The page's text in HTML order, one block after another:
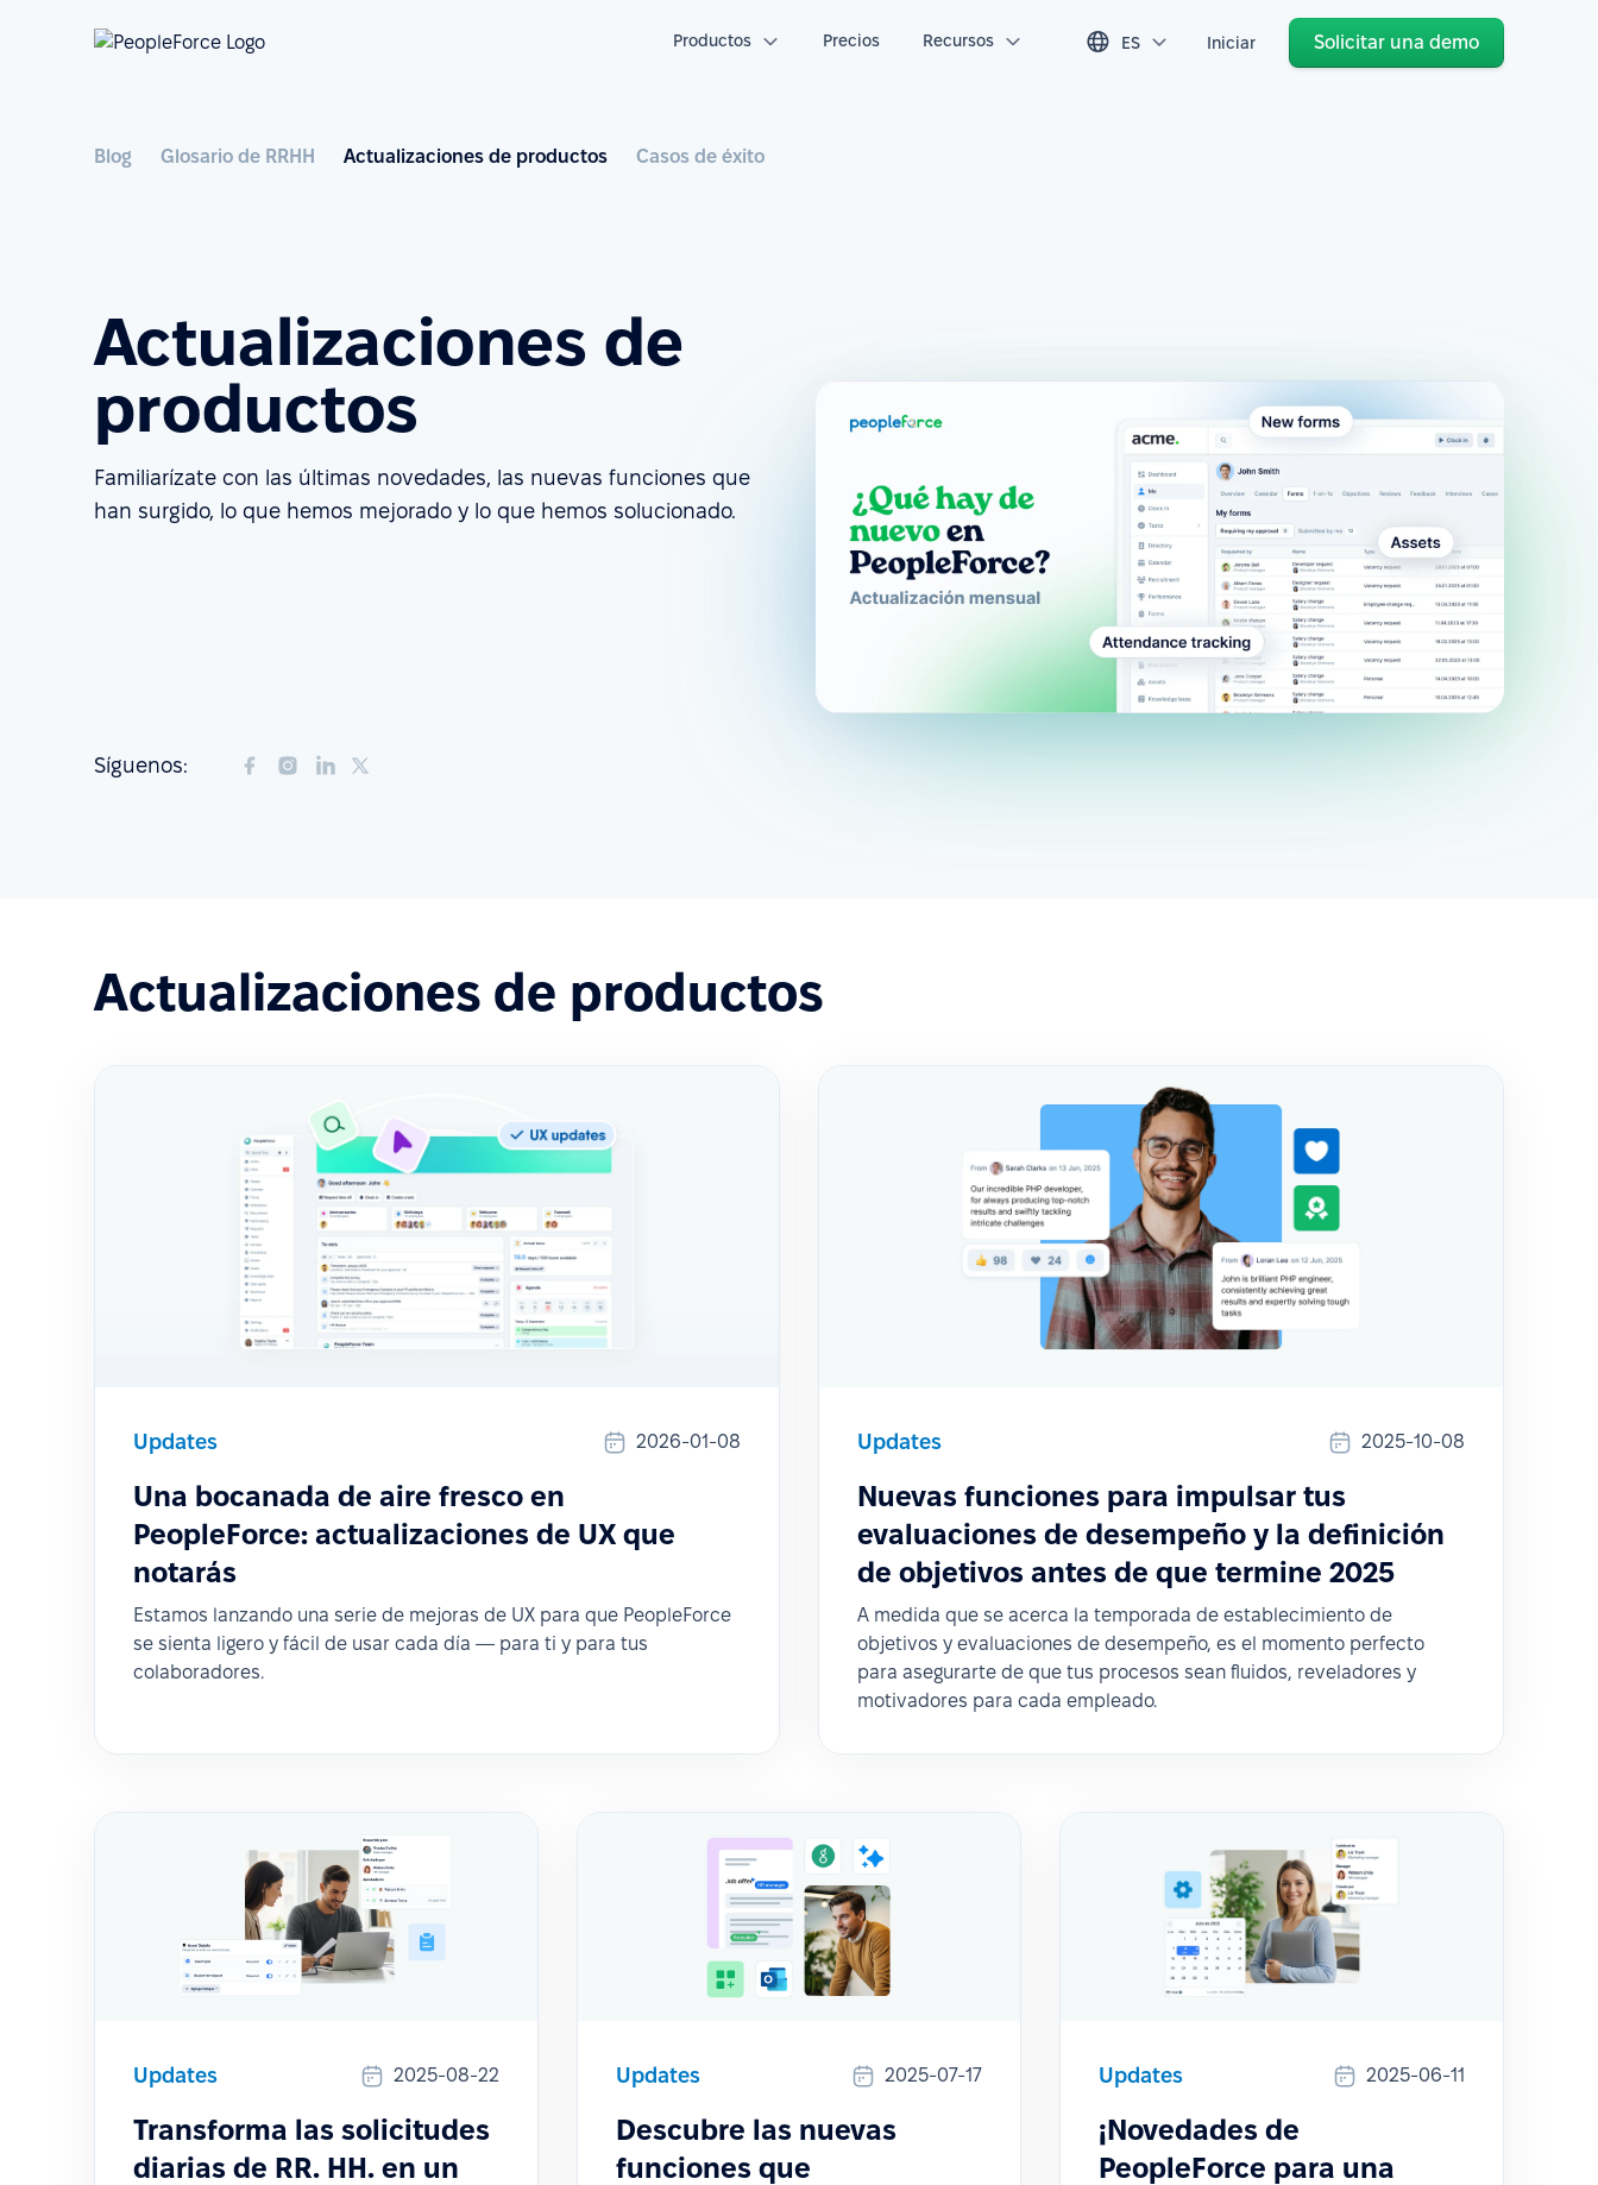
Productos Precios Recursos ES Iniciar Solicitar una demo
Blog Glosario de RRHH Actualizaciones de productos Casos de éxito
Actualizaciones de
productos
Familiarízate con las últimas novedades, las nuevas funciones que
han surgido, lo que hemos mejorado y lo que hemos solucionado.
Síguenos:
Actualizaciones de productos
Updates 2026-01-08
Una bocanada de aire fresco en
PeopleForce: actualizaciones de UX que
notarás
Estamos lanzando una serie de mejoras de UX para que PeopleForce
se sienta ligero y fácil de usar cada día — para ti y para tus
colaboradores.
Updates 2025-10-08
Nuevas funciones para impulsar tus
evaluaciones de desempeño y la definición
de objetivos antes de que termine 2025
A medida que se acerca la temporada de establecimiento de
objetivos y evaluaciones de desempeño, es el momento perfecto
para asegurarte de que tus procesos sean fluidos, reveladores y
motivadores para cada empleado.
Updates 2025-08-22
Transforma las solicitudes
diarias de RR. HH. en un
Updates 2025-07-17
Descubre las nuevas
funciones que
Updates 2025-06-11
¡Novedades de
PeopleForce para una